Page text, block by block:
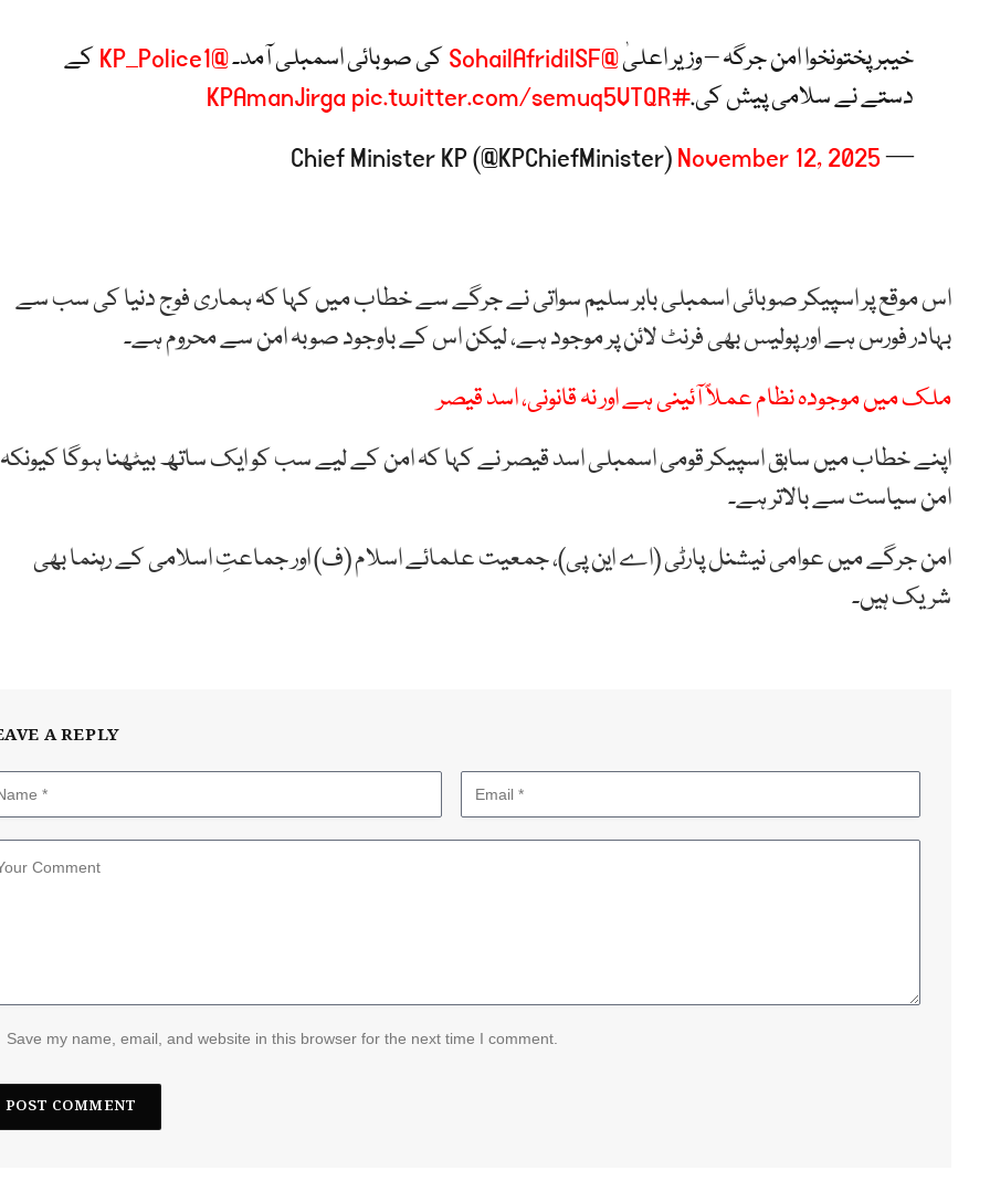
خیبر پختونخوا امن جرگہ – وزیر اعلیٰ@SohailAfridiISF کی صوبائی اسمبلی آمد۔@KP_Police1
کے
دستے نے سلامی پیش کی.#KPAmanJirga
pic.twitter.com/semuq5VTQR
— Chief Minister KP (@KPChiefMinister)
November 12, 2025
اس موقع پر اسپیکر صوبائی اسمبلی بابر سلیم سواتی نے جرگے سے خطاب میں کہا کہ ہماری فوج دنیا کی سب سے
بہادر فورس ہے اور پولیس بھی فرنٹ لائن پر موجود ہے، لیکن اس کے باوجود صوبہ امن سے محروم ہے۔
ملک میں موجودہ نظام عملاً آئینی ہے اور نہ قانونی، اسد قیصر
اپنے خطاب میں سابق اسپیکر قومی اسمبلی اسد قیصر نے کہا کہ امن کے لیے سب کو ایک ساتھ بیٹھنا ہوگا کیونکہ
امن سیاست سے بالاتر ہے۔
امن جرگے میں عوامی نیشنل پارٹی (اے این پی)، جمعیت علمائے اسلام (ف) اور جماعتِ اسلامی کے رہنما بھی
شریک ہیں۔
A REPLY
Save my name, email, and website in this browser for the next time I comment.